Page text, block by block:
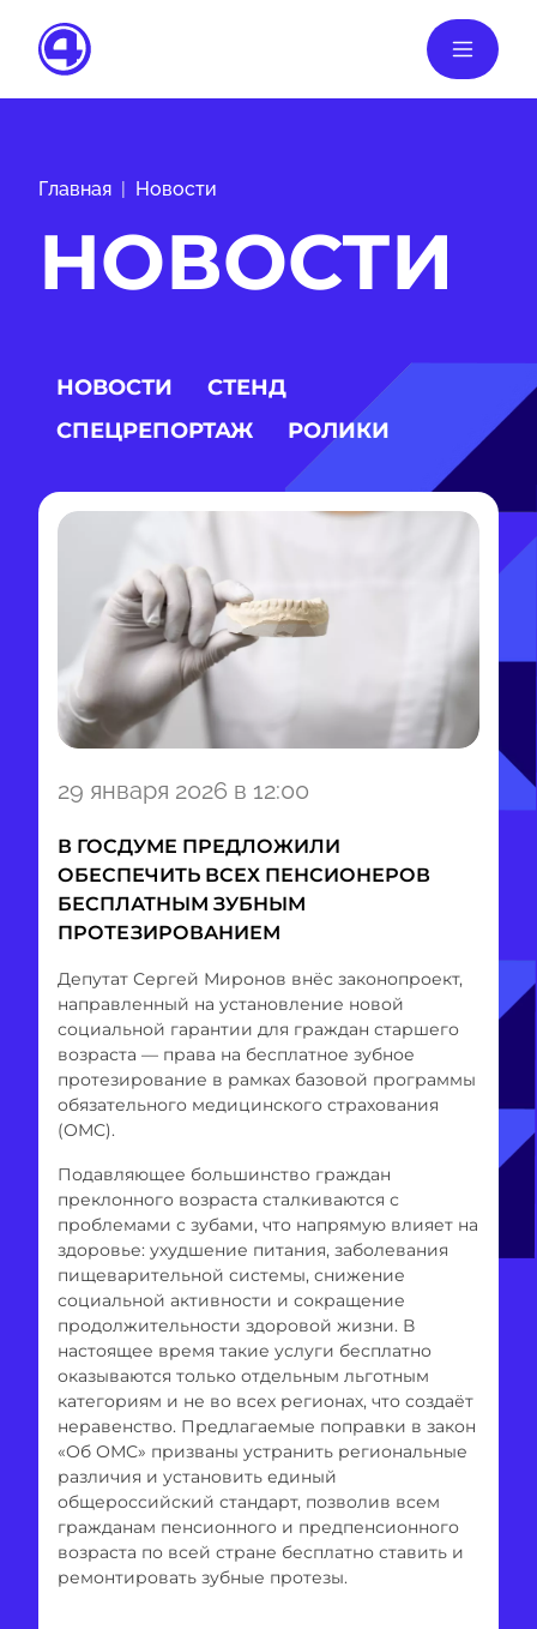
Главная Новости
НОВОСТИ
НОВОСТИ
СТЕНД
СПЕЦРЕПОРТАЖ
РОЛИКИ
1
1
29 января 2026 в 12:00
В ГОСДУМЕ ПРЕДЛОЖИЛИ
ОБЕСПЕЧИТЬ ВСЕХ ПЕНСИОНЕРОВ
БЕСПЛАТНЫМ ЗУБНЫМ
ПРОТЕЗИРОВАНИЕМ
Депутат Сергей Миронов внёс законопроект,
направленный на установление новой
социальной гарантии для граждан старшего
возраста — права на бесплатное зубное
протезирование в рамках базовой программы
обязательного медицинского страхования
(ОМС).
Подавляющее большинство граждан
преклонного возраста сталкиваются с
проблемами с зубами, что напрямую влияет на
здоровье: ухудшение питания, заболевания
пищеварительной системы, снижение
социальной активности и сокращение
продолжительности здоровой жизни. В
настоящее время такие услуги бесплатно
оказываются только отдельным льготным
категориям и не во всех регионах, что создаёт
неравенство. Предлагаемые поправки в закон
«Об ОМС» призваны устранить региональные
различия и установить единый
общероссийский стандарт, позволив всем
гражданам пенсионного и предпенсионного
возраста по всей стране бесплатно ставить и
ремонтировать зубные протезы.